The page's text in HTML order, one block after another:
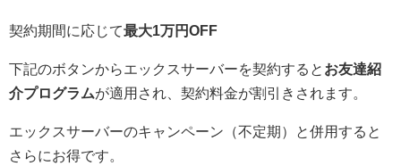
契約期間に応じて最大1万円OFF
下記のボタンからエックスサーバーを契約すると お友達紹
介プログラムが適用され、契約料金が割引きされます。
エックスサーバーのキャンペーン（不定期）と併用すると
さらにお得です。